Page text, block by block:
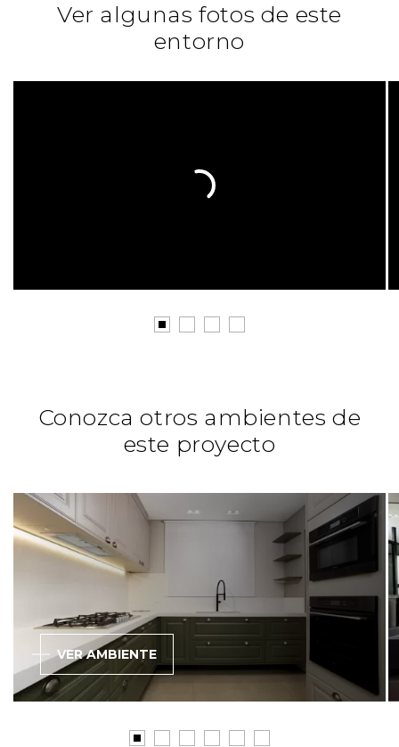
Ver algunas fotos de este
entorno
Conozca otros ambientes de
este proyecto
VER AMBIENTE